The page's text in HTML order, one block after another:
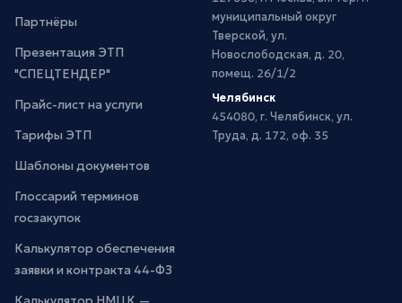
Партнёры
Презентация ЭТП
"СПЕЦТЕНДЕР"
Прайс-лист на услуги
Тарифы ЭТП
Шаблоны документов
Глоссарий терминов
госзакупок
Калькулятор обеспечения
заявки и контракта 44-ФЗ
муниципальный округ
Тверской, ул.
Новослободская, д. 20,
помещ. 26/1/2
Челябинск
454080, г. Челябинск, ул.
Труда, д. 172, оф. 35